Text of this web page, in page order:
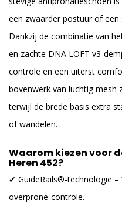
een zwaarder postuur of
Dankzij de combinatie van
en zachte DNA LOFT v3-
controle en een uiterst
bovenwerk van luchtig mesh
terwijl de brede basis extra
of wandelen.
Waarom kiezen voor
Heren 452?
✔ GuideRails®-technologie
overprone-controle.